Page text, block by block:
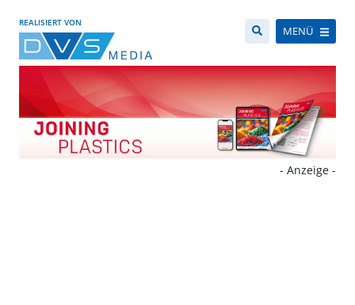
REALISIERT VON
MENÜ
- Anzeige -